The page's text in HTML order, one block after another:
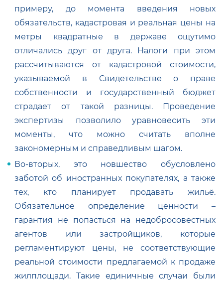
примеру, до момента введения новых
обязательств, кадастровая и реальная цены на
метры квадратные в державе ощутимо
отличались друг от друга. Налоги при этом
рассчитываются от кадастровой стоимости,
указываемой в Свидетельстве о праве
собственности и государственный бюджет
страдает от такой разницы. Проведение
экспертизы позволило уравновесить эти
моменты, что можно считать вполне
закономерным и справедливым шагом.
Во-вторых, это новшество обусловлено
заботой об иностранных покупателях, а также
тех, кто планирует продавать жильё.
Обязательное определение ценности –
гарантия не попасться на недобросовестных
агентов или застройщиков, которые
регламентируют цены, не соответствующие
реальной стоимости предлагаемой к продаже
жилплощади. Такие единичные случаи были